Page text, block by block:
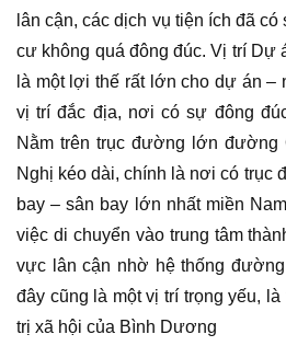
lân cận, các dịch vụ tiện ích đã
cư không quá đông đúc. Vị trí Dự
là một lợi thế rất lớn cho dự án –
vị trí đắc địa, nơi có sự đông
Nằm trên trục đường lớn
Nghị kéo dài, chính là nơi có trục
bay – sân bay lớn nhất miền
việc di chuyển vào trung tâm
vực lân cận nhờ hệ thống
đây cũng là một vị trí trọng yếu,
trị xã hội của Bình Dương